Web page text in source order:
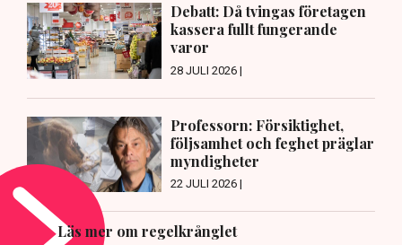
Debatt: Då tvingas företagen
kassera fullt fungerande
varor
28 JULI 2026 |
Professorn: Försiktighet,
följsamhet och feghet präglar
myndigheter
22 JULI 2026 |
Läs mer om regelkrånglet